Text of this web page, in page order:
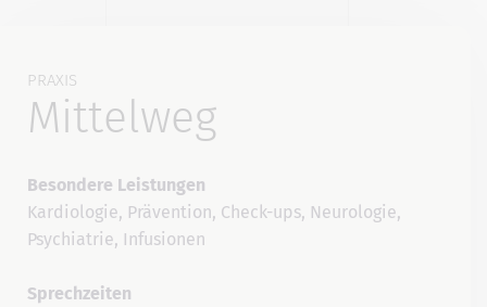
PRAXIS
Mittelweg
Besondere Leistungen
Kardiologie, Prävention, Check-ups, Neurologie,
Psychiatrie, Infusionen
Sprechzeiten